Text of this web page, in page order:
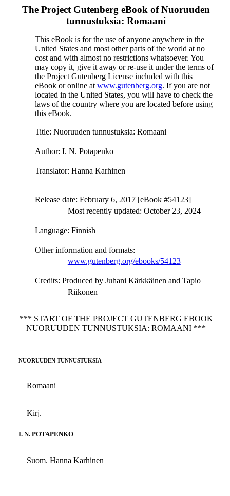
The Project Gutenberg eBook ofNuoruuden
tunnustuksia: Romaani
This eBook is for the use of anyone anywhere in the
United States and most other parts of the world at no
cost and with almost no restrictions whatsoever. You
may copy it, give it away or re-use it under the terms of
the Project Gutenberg License included with this
eBook or online at www.gutenberg.org. If you are not
located in the United States, you will have to check the
laws of the country where you are located before using
this eBook.
Title: Nuoruuden tunnustuksia: Romaani
Author: I. N. Potapenko
Translator: Hanna Karhinen
Release date: February 6, 2017 [eBook #54123]
Most recently updated: October 23, 2024
Language: Finnish
Other information and formats:
www.gutenberg.org/ebooks/54123
Credits: Produced by Juhani Kärkkäinen and Tapio
Riikonen
*** START OF THE PROJECT GUTENBERG EBOOK
NUORUUDEN TUNNUSTUKSIA: ROMAANI ***
NUORUUDEN TUNNUSTUKSIA
Romaani
Kirj.
I. N. POTAPENKO
Suom. Hanna Karhinen